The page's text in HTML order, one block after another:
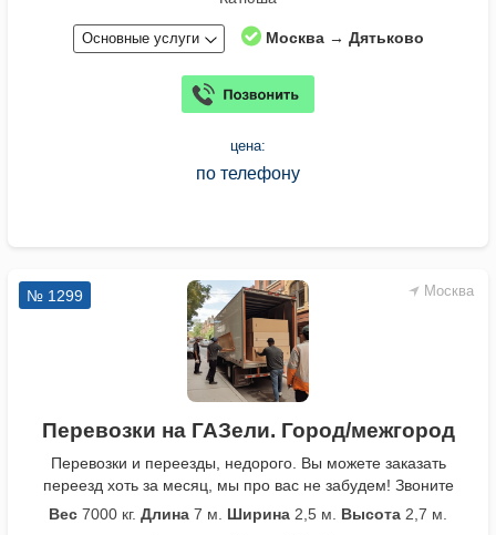
Основные услуги Москва → Дятьково
цена:
по телефону
Москва
№ 1299
Перевозки на ГАЗели. Город/межгород
Перевозки и переезды, недорого. Вы можете заказать
переезд хоть за месяц, мы про вас не забудем! Звоните
Вес 7000 кг. Длина 7 м. Ширина 2,5 м. Высота 2,7 м.